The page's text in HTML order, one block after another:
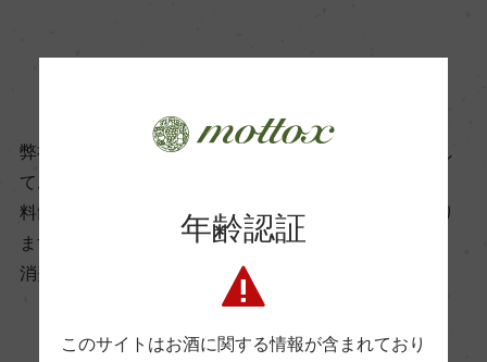
16℃
ビオ情報・認証機関
有機JAS認証
ー
コンクール入賞歴
弊社は、酒類販売業免許をお持ちの販売店様とお取引し
ております。
料飲店様には帳合酒販店様を通して商品を提供しており
ます。
消費者様には酒販店様の紹介をしております
年齢認証
このサイトはお酒に関する情報が含まれており